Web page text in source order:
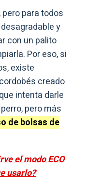
para todos
y
con un palito
Por eso, si
existe
cordobés creado
que intenta darle
pero más
de bolsas de
el modo ECO
usarlo?